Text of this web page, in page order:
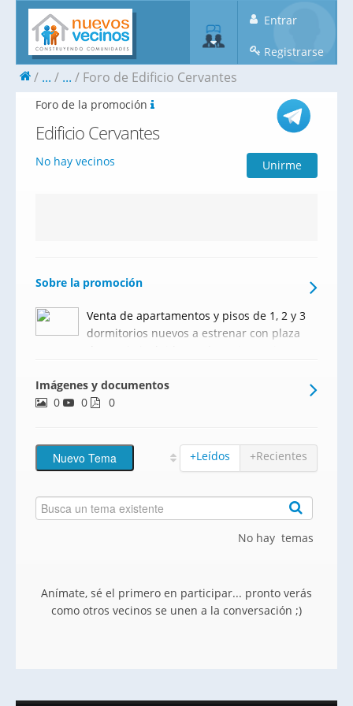
Entrar
Registrarse
... ... Foro de Edificio Cervantes
Foro de la promoción
Edificio Cervantes
No hay vecinos Unirme
Sobre la promoción
Venta de apartamentos y pisos de 1, 2 y 3
dormitorios nuevos a estrenar con plaza
de garaje incluida en el precio en el casco
acabados y hasta 100% de financiación.
Imágenes y documentos
0
0 0
+Leídos +Recientes
No hay temas
Anímate, sé el primero en participar... pronto verás
como otros vecinos se unen a la conversación ;)